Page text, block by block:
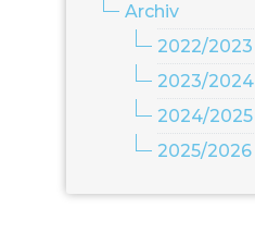
Archiv
2022/2023
2023/2024
2024/2025
2025/2026